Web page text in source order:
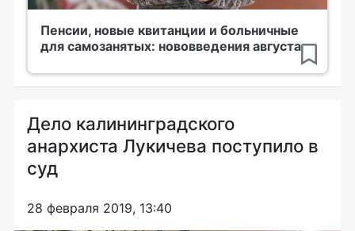
Пенсии, новые квитанции и больничные
для самозанятых: нововведения августа
Дело калининградского
анархиста Лукичева поступило в
суд
28 февраля 2019, 13:40